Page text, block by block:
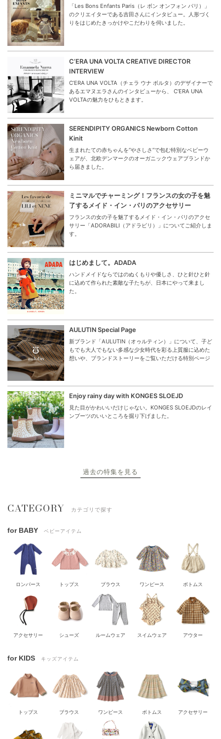
「Les Bons Enfants Paris（レ ボン オンフォン パリ）」
のクリエイターである吉田さんにインタビュー。人形づく
りをはじめたきっかけやこだわりを伺いました。
C’ERA UNA VOLTA CREATIVE DIRECTOR
INTERVIEW
C’ERA UNA VOLTA（チェラ ウナ ボルタ）のデザイナーで
あるエマヌエラさんのインタビューから、 C’ERA UNA
VOLTAの魅力をひもときます。
SERENDIPITY ORGANICS Newborn Cotton
Kinit
生まれたての赤ちゃんを“やさしさ”で包む特別なベビーウ
ェアが、北欧デンマークのオーガニックウェアブランドか
ら届きました。
ミニマルでチャーミング！フランスの女の子を魅
了するメイド・イン・パリのアクセサリー
フランスの女の子を魅了するメイド・イン・パリのアクセ
サリー「ADORABILI（アドラビリ）」についてご紹介しま
す。
はじめまして。ADADA
ハンドメイドならではのぬくもりや優しさ、ひと針ひと針
に込めて作られた素敵な子たちが、日本にやって来まし
た。
AULUTIN Special Page
新ブランド「AULUTIN（オゥルティン）」について、子ど
もでも大人でもない多感な少女時代を彩る上質服に込めた
想いや、ブランドストーリーをご覧いただける特別ページ
Enjoy rainy day with KONGES SLOEJD
見た目がかわいいだけじゃない。KONGES SLOEJDのレイ
ンブーツのいいところを掘り下げました。
過去の特集を見る
CATEGORY カテゴリで探す
for BABY ベビーアイテム
ロンパース トップス ブラウス ワンピース ボトムス
アクセサリー シューズ ルームウェア スイムウェア アウター
for KIDS キッズアイテム
トップス ブラウス ワンピース ボトムス アクセサリー